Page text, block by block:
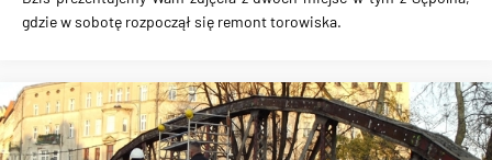
gdzie w sobotę rozpoczął się remont torowiska.